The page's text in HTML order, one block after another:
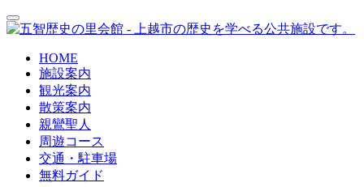
HOME
施設案内
観光案内
散策案内
親鸞聖人
周遊コース
交通・駐車場
無料ガイド